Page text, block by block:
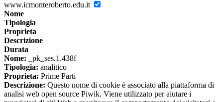
www.icmonteroberto.edu.it
Nome
Tipologia
Proprieta
Descrizione
Durata
Nome: _pk_ses.1.438f
Tipologia: analitico
Proprieta: Prime Parti
Descrizione: Questo nome di cookie è associato alla piattaforma di
analisi web open source Piwik. Viene utilizzato per aiutare i